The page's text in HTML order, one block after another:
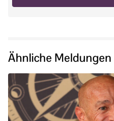
Ähnliche Meldungen